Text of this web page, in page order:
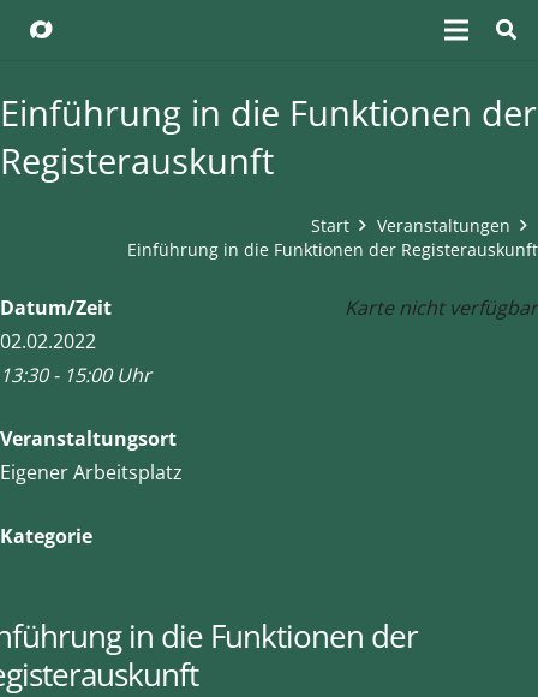
Einführung in die Funktionen der
Registerauskunft
Start
Veranstaltungen
Einführung in die Funktionen der Registerauskunft
Karte nicht verfügbar
Datum/Zeit
02.02.2022
13:30 - 15:00 Uhr
Veranstaltungsort
Eigener Arbeitsplatz
Kategorie
in die Funktionen der